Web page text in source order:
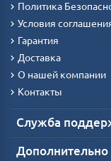
Политика
Условия
Гарантия
Доставка
О нашей компании
Контакты
Служба
Дополнительно